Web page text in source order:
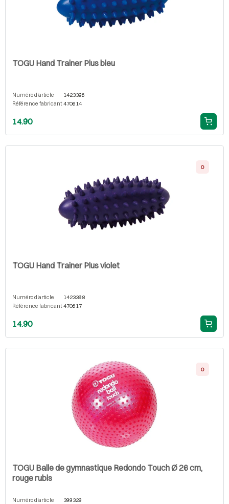
TOGU Hand Trainer Plus bleu
Numéro d'article
1423396
Référence fabricant 470614
14.90
0
TOGU Hand Trainer Plus violet
Numéro d'article
1423398
Référence fabricant 470617
14.90
0
TOGU Balle de gymnastique Redondo Touch Ø 26 cm,
rouge rubis
Numéro d'article
399329